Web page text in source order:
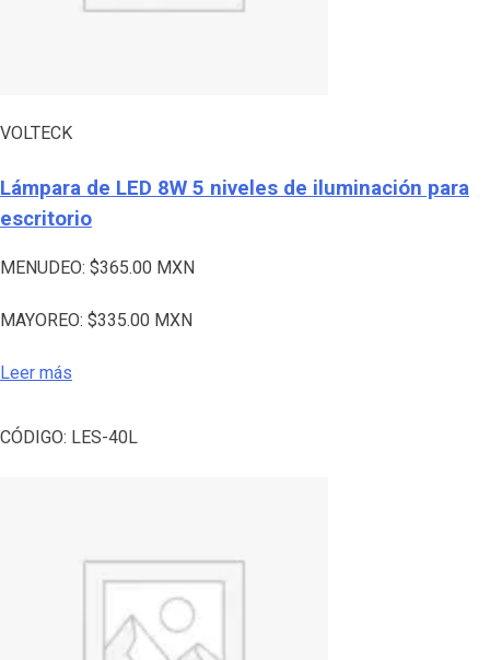
VOLTECK
Lámpara de LED 8W 5 niveles de iluminación para
escritorio
MENUDEO: $365.00 MXN
MAYOREO: $335.00 MXN
Leer más
CÓDIGO: LES-40L